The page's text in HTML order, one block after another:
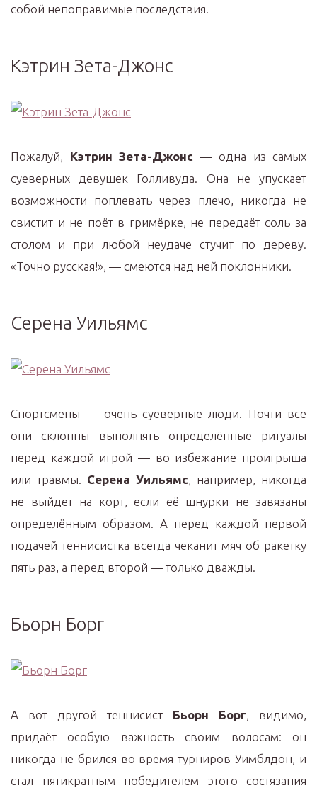
собой непоправимые последствия.
Кэтрин Зета-Джонс
Пожалуй, Кэтрин Зета-Джонс — одна из самых
суеверных девушек Голливуда. Она не упускает
возможности поплевать через плечо, никогда не
свистит и не поёт в гримёрке, не передаёт соль за
столом и при любой неудаче стучит по дереву.
«Точно русская!», — смеются над ней поклонники.
Серена Уильямс
Спортсмены — очень суеверные люди. Почти все
они склонны выполнять определённые ритуалы
перед каждой игрой — во избежание проигрыша
или травмы. Серена Уильямс, например, никогда
не выйдет на корт, если её шнурки не завязаны
определённым образом. А перед каждой первой
подачей теннисистка всегда чеканит мяч об ракетку
пять раз, а перед второй — только дважды.
Бьорн Борг
А вот другой теннисист Бьорн Борг, видимо,
придаёт особую важность своим волосам: он
никогда не брился во время турниров Уимблдон, и
стал пятикратным победителем этого состязания